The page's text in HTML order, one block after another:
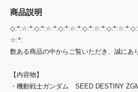
商品説明
☆:*:
数ある商品の中からご覧いただき、誠に
【内容物】
・機動戦士ガンダム SEED DESTINY